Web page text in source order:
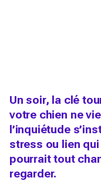
Un soir, la clé
votre chien ne
l’inquiétude
stress ou lien
pourrait tout
regarder.